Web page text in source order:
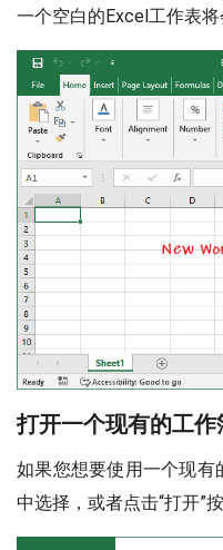
一个空白的Excel工作表将
打开一个现有的工作
如果您想要使用一个现有
中选择，或者点击“打开”